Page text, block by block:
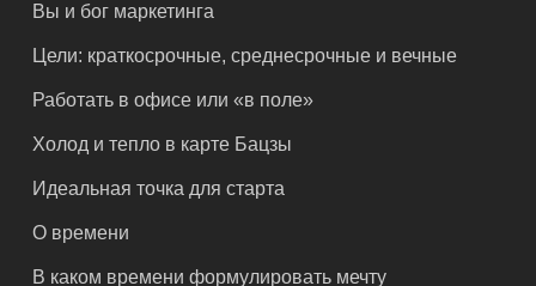
Вы и бог маркетинга
Цели: краткосрочные, среднесрочные и вечные
Работать в офисе или «в поле»
Холод и тепло в карте Бацзы
Идеальная точка для старта
О времени
В каком времени формулировать мечту